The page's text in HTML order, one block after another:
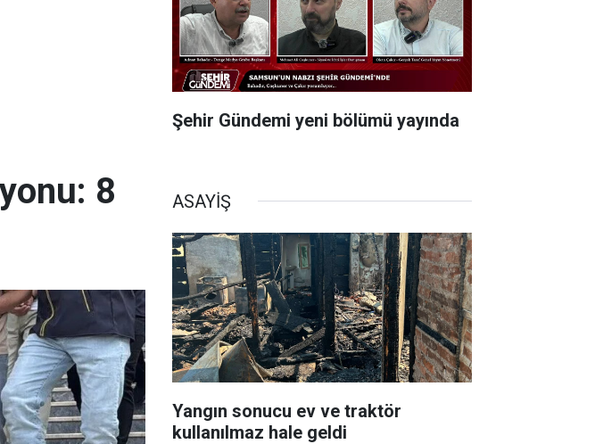
Şehir Gündemi yeni bölümü yayında
8
ASAYİŞ
Yangın sonucu ev ve traktör
kullanılmaz hale geldi